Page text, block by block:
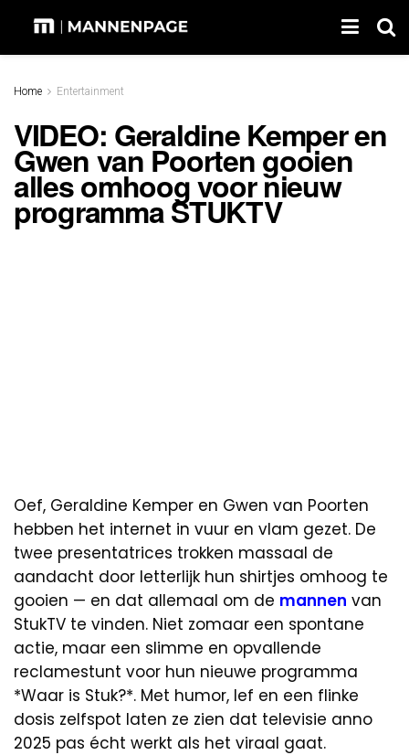
Home Entertainment
VIDEO: Geraldine Kemper en
Gwen van Poorten gooien
alles omhoog voor nieuw
programma STUKTV
Oef, Geraldine Kemper en Gwen van Poorten
hebben het internet in vuur en vlam gezet. De
twee presentatrices trokken massaal de
aandacht door letterlijk hun shirtjes omhoog te
gooien — en dat allemaal om de mannen van
StukTV te vinden. Niet zomaar een spontane
actie, maar een slimme en opvallende
reclamestunt voor hun nieuwe programma
*Waar is Stuk?*. Met humor, lef en een flinke
dosis zelfspot laten ze zien dat televisie anno
2025 pas écht werkt als het viraal gaat.